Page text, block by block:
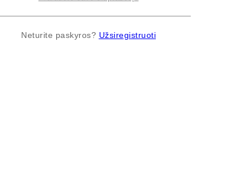
Neturite paskyros? Užsiregistruoti